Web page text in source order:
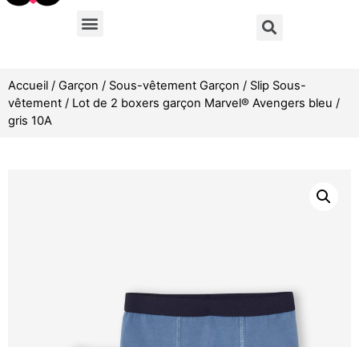
Accueil / Garçon / Sous-vêtement Garçon / Slip Sous-
vêtement / Lot de 2 boxers garçon Marvel® Avengers bleu /
gris 10A